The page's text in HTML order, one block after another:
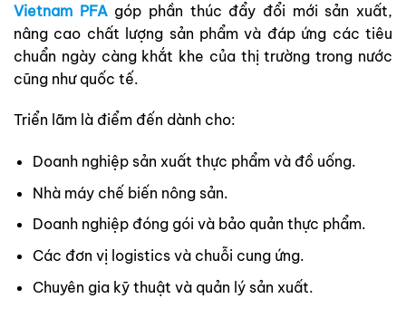
Vietnam PFAgóp phần thúc đẩy đổi mới sản xuất,
nâng cao chất lượng sản phẩm và đáp ứng các tiêu
chuẩn ngày càng khắt khe của thị trường trong nước
cũng như quốc tế.
Triển lãm là điểm đến dành cho:
Doanh nghiệp sản xuất thực phẩm và đồ uống.
Nhà máy chế biến nông sản.
Doanh nghiệp đóng gói và bảo quản thực phẩm.
Các đơn vị logistics và chuỗi cung ứng.
Chuyên gia kỹ thuật và quản lý sản xuất.